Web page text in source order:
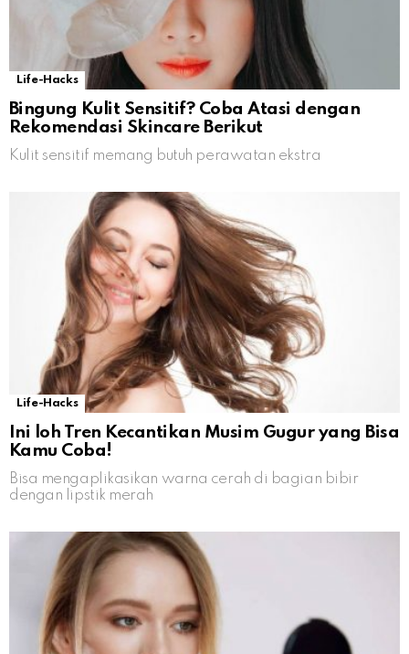
Life-Hacks
Bingung Kulit Sensitif? Coba Atasi dengan
Rekomendasi Skincare Berikut
Kulit sensitif memang butuh perawatan ekstra
Life-Hacks
Ini loh Tren Kecantikan Musim Gugur yang Bisa
Kamu Coba!
Bisa mengaplikasikan warna cerah di bagian bibir
dengan lipstik merah